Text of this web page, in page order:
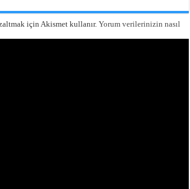
için Akismet kullanır.Yorum verilerinizin nasıl